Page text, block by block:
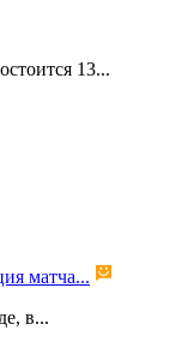
13...
матча...
в...